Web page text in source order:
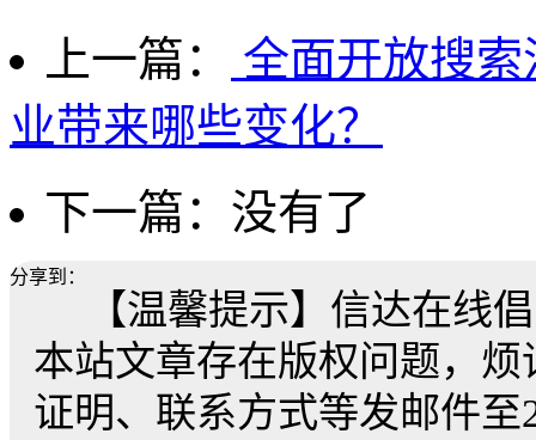
上一篇：
全面开放搜
业带来哪些变化？
下一篇：没有了
分享到：
【温馨提示】信达在线
本站文章存在版权问题，
证明、联系方式等发邮件至